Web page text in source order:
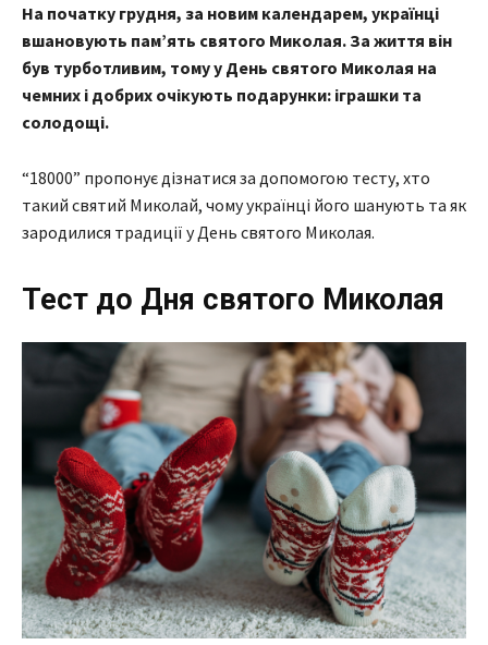
На початку грудня, за новим календарем, українці
вшановують пам’ять святого Миколая. За життя він
був турботливим, тому у День святого Миколая на
чемних і добрих очікують подарунки: іграшки та
солодощі.
“18000” пропонує дізнатися за допомогою тесту, хто
такий святий Миколай, чому українці його шанують та як
зародилися традиції у День святого Миколая.
Тест до Дня святого Миколая